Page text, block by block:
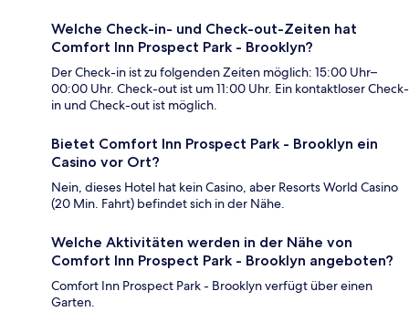
Welche Check-in- und Check-out-Zeiten hat
Comfort Inn Prospect Park - Brooklyn?
Der Check-in ist zu folgenden Zeiten möglich: 15:00 Uhr–
00:00 Uhr. Check-out ist um 11:00 Uhr. Ein kontaktloser Check-
in und Check-out ist möglich.
Bietet Comfort Inn Prospect Park - Brooklyn ein
Casino vor Ort?
Nein, dieses Hotel hat kein Casino, aber Resorts World Casino
(20 Min. Fahrt) befindet sich in der Nähe.
Welche Aktivitäten werden in der Nähe von
Comfort Inn Prospect Park - Brooklyn angeboten?
Comfort Inn Prospect Park - Brooklyn verfügt über einen
Garten.